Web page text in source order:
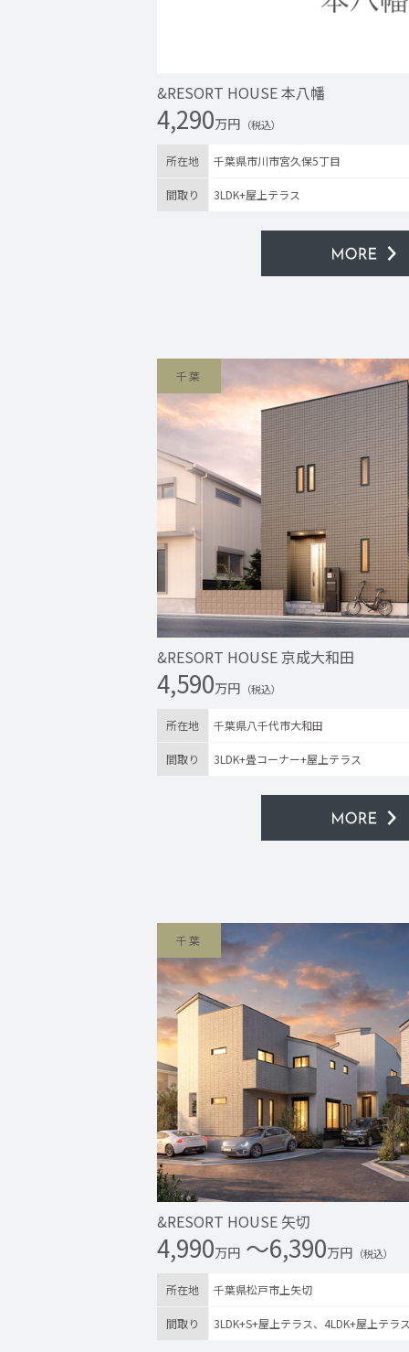
&RESORT HOUSE 本八幡
4,290万円 （税込）
所在地 千葉県市川市宮久保5丁目
間取り 3LDK+屋上テラス
千葉
&RESORT HOUSE 京成大和田
4,590万円 （税込）
所在地 千葉県八千代市大和田
間取り 3LDK+畳コーナー+屋上テラス
千葉
&RESORT HOUSE 矢切
4,990万円 〜6,390万円 （税込）
所在地 千葉県松戸市上矢切
間取り 3LDK+S+屋上テラス、4LDK+屋上テラ